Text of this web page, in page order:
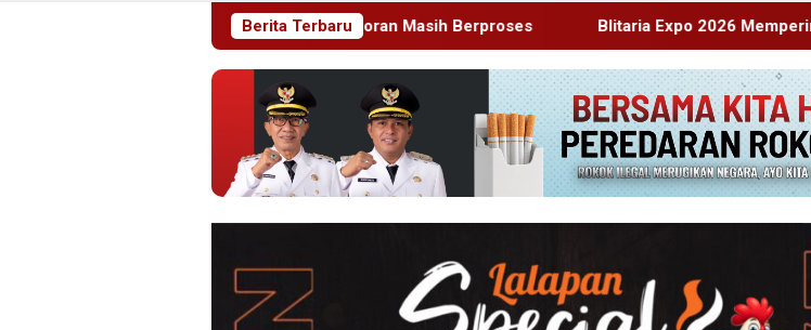
Berita Terbaru
Pemeriksaan Laporan Masih Berproses Blitaria Expo 2026 Memperingati HUT RI Ke 81 Dan